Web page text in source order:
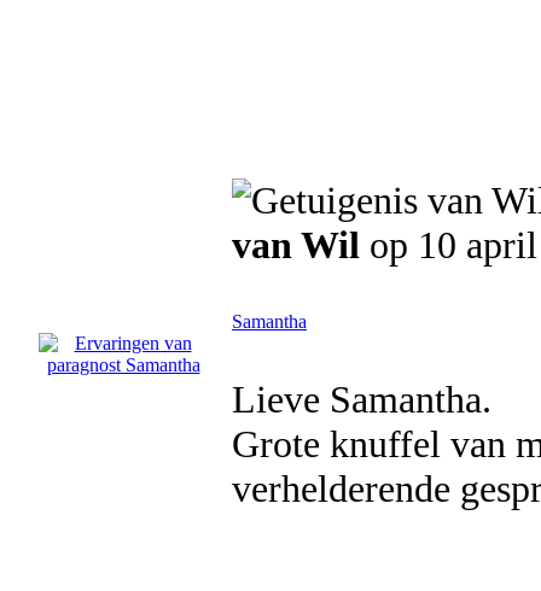
van Wil op 10
Samantha
Lieve Samantha.
Grote knuffel van
verhelderende